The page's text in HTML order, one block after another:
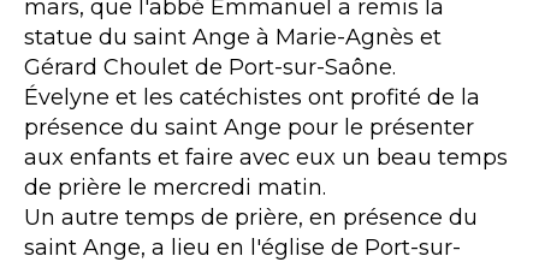
mars, que l'abbé Emmanuel a remis la
statue du saint Ange à Marie-Agnès et
Gérard Choulet de Port-sur-Saône.
Évelyne et les catéchistes ont profité de la
présence du saint Ange pour le présenter
aux enfants et faire avec eux un beau temps
de prière le mercredi matin.
Un autre temps de prière, en présence du
saint Ange, a lieu en l'église de Port-sur-